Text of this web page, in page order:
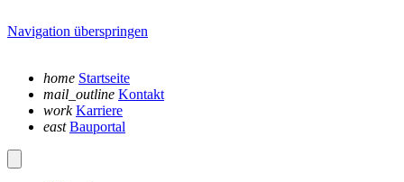
Navigation überspringen
home Startseite
mail_outline Kontakt
work Karriere
east Bauportal